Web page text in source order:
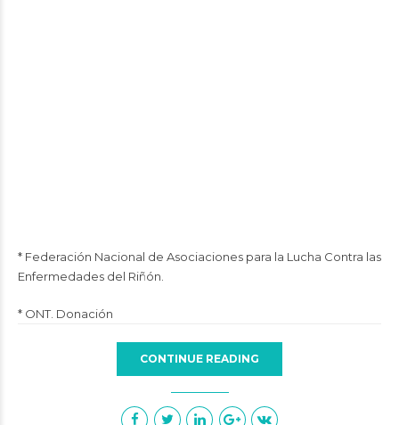
* Federación Nacional de Asociaciones para la Lucha Contra las
Enfermedades del Riñón.
* ONT. Donación
CONTINUE READING